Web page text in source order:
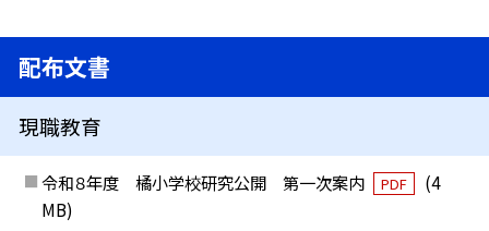
配布文書
現職教育
令和８年度 橘小学校研究公開 第一次案内 PDF
(4
MB)